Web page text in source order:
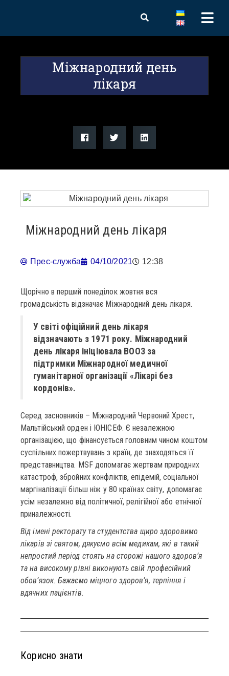
Міжнародний день
лікаря
Міжнародний день лікаря
Прес-служба 04/10/2021 12:38
Щорічно в перший понеділок жовтня вся
громадськість відзначає Міжнародний день лікаря.
У світі офіційний день лікаря
відзначають з 1971 року. Міжнародний
день лікаря ініціювала ВООЗ за
підтримки Міжнародної медичної
гуманітарної організації «Лікарі без
кордонів».
Серед засновників – Міжнародний Червоний Хрест,
Мальтійський орден і ЮНІСЕФ. Є незалежною
організацією, що фінансується головним чином коштом
суспільних пожертвувань з країн, де знаходяться її
представництва. MSF допомагає жертвам природних
катастроф, збройних конфліктів, епідемій, соціальної
маргіналізації більш ніж у 80 країнах світу, допомагає
усім незалежно від політичної, релігійної або етнічної
приналежності.
Від імені ректорату та студентства щиро здоровимо
лікарів зі святом, дякуємо всім медикам, які в такий
непростий період стоять на сторожі нашого здоров’я
та на високому рівні виконують свій професійний
обов’язок. Бажаємо міцного здоров’я, терпіння і
вдячних пацієнтів.
Корисно знати